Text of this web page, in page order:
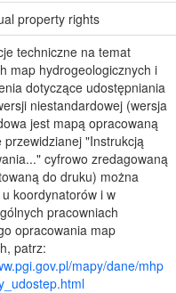
property rights
techniczne na temat
map hydrogeologicznych i
dotyczące udostępniania
niestandardowej (wersja
jest mapą opracowaną
przewidzianej "Instrukcją
cyfrowo zredagowaną
do druku) można
koordynatorów i w
pracowniach
opracowania map
patrz:
mapy/dane/mhp